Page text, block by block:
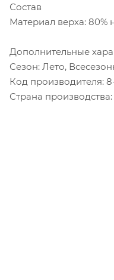
Состав
Материал верха: 80%
Дополнительные
Сезон: Лето,
Код производителя:
Страна